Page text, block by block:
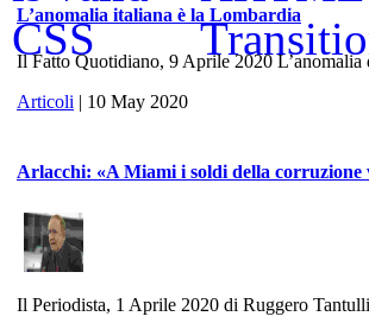
L’anomalia italiana è la Lombardia
Il Fatto Quotidiano, 9 Aprile 2020 L’anomalia
Articoli | 10 May 2020
Arlacchi: «A Miami i soldi della corruzione
Il Periodista, 1 Aprile 2020 di Ruggero